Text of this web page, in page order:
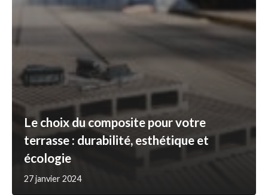
Le choix du composite pour votre
terrasse : durabilité, esthétique et
écologie
27 janvier 2024